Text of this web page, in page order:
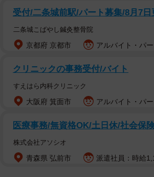
受付/二条城前駅/パート募集/8月7日
二条城こばやし鍼灸整骨院
京都府 京都市 アルバイト・パ
クリニックの事務受付/バイト
すえはら内科クリニック
大阪府 箕面市 アルバイト・パ
医療事務/無資格OK/土日休/社会保
株式会社アソシオ
青森県 弘前市 派遣社員：時給